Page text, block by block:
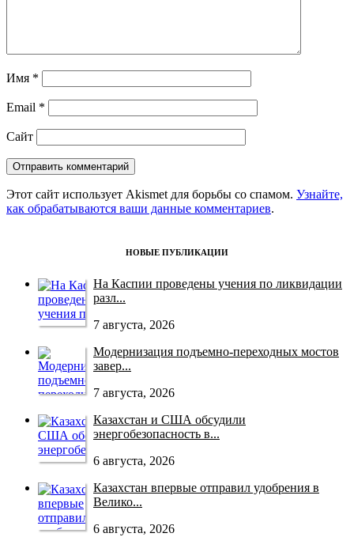
Имя *
Email *
Сайт
Этот сайт использует Akismet для борьбы со спамом. Узнайте,
как обрабатываются ваши данные комментариев.
НОВЫЕ ПУБЛИКАЦИИ
На Каспии проведены учения по ликвидации
разл...
7 августа, 2026
Модернизация подъемно-переходных мостов
завер...
7 августа, 2026
Казахстан и США обсудили
энергобезопасность в...
6 августа, 2026
Казахстан впервые отправил удобрения в
Велико...
6 августа, 2026